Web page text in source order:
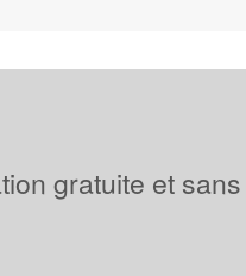
gratuite et sans